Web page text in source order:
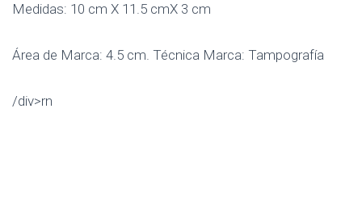
Medidas: 10 cm X 11.5 cmX 3 cm
Área de Marca: 4.5 cm. Técnica Marca: Tampografía
/div>rn